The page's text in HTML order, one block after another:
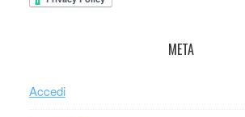
META
Accedi